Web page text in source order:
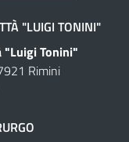
"LUIGI TONINI"
"Luigi Tonini"
Rimini